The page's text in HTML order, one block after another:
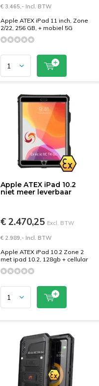
€ 3.465,- Incl. BTW
Apple ATEX iPad 11 inch, Zone
2/22, 256 GB, + mobiel 5G
Apple ATEX iPad 10.2
niet meer leverbaar
€ 2.470,25 Excl. BTW
€ 2.989,- Incl. BTW
Apple ATEX iPad 10.2 Zone 2
met ipad 10.2, 128gb + cellular